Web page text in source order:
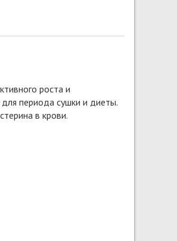
роста и
периода сушки и диеты.
в крови.